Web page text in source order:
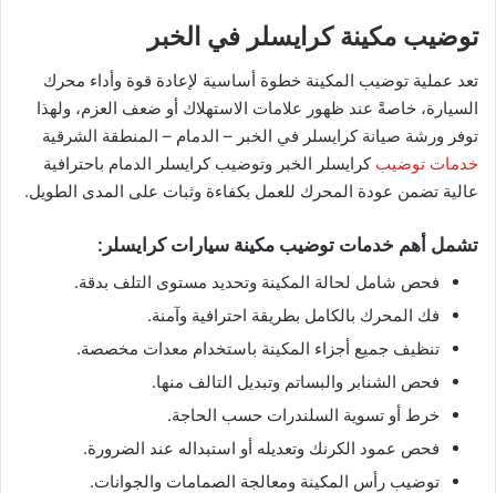
توضيب مكينة كرايسلر في الخبر
تعد عملية توضيب المكينة خطوة أساسية لإعادة قوة وأداء محرك
السيارة، خاصةً عند ظهور علامات الاستهلاك أو ضعف العزم، ولهذا
توفر ورشة صيانة كرايسلر في الخبر – الدمام – المنطقة الشرقية
خدمات توضيب كرايسلر الخبر وتوضيب كرايسلر الدمام باحترافية
عالية تضمن عودة المحرك للعمل بكفاءة وثبات على المدى الطويل.
تشمل أهم خدمات توضيب مكينة سيارات كرايسلر:
فحص شامل لحالة المكينة وتحديد مستوى التلف بدقة.
فك المحرك بالكامل بطريقة احترافية وآمنة.
تنظيف جميع أجزاء المكينة باستخدام معدات مخصصة.
فحص الشنابر والبساتم وتبديل التالف منها.
خرط أو تسوية السلندرات حسب الحاجة.
فحص عمود الكرنك وتعديله أو استبداله عند الضرورة.
توضيب رأس المكينة ومعالجة الصمامات والجوانات.